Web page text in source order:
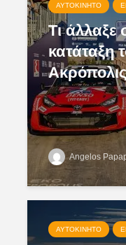
ΑΥΤΟΚΊΝΗΤΟ
Τι άλλαξε
κατάταξη
Angelos
ΑΥΤΟΚΊΝΗΤΟ